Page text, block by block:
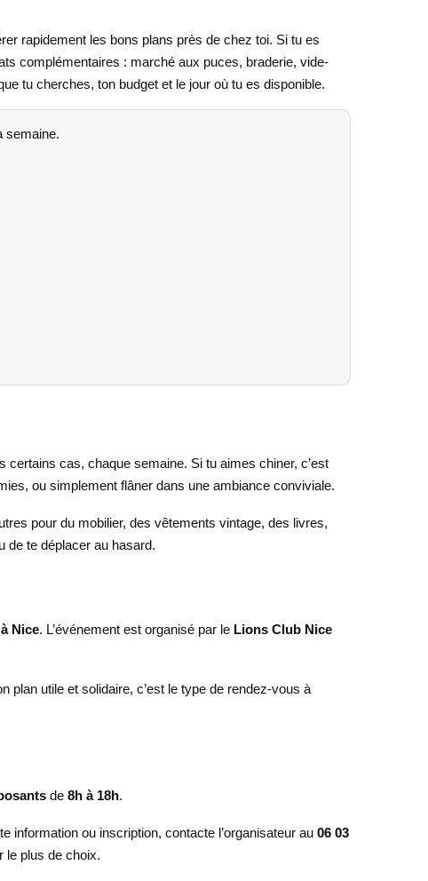
rapidement les bons plans près de chez toi. Si tu es
complémentaires : marché aux puces, braderie, vide-
tu cherches, ton budget et le jour où tu es disponible.
semaine.
cas, chaque semaine. Si tu aimes chiner, c’est
ou simplement flâner dans une ambiance conviviale.
pour du mobilier, des vêtements vintage, des livres,
de te déplacer au hasard.
Nice. L’événement est organisé par le Lions Club Nice
utile et solidaire, c’est le type de rendez-vous à
de 8h à 18h.
information ou inscription, contacte l’organisateur au 06 03
le plus de choix.